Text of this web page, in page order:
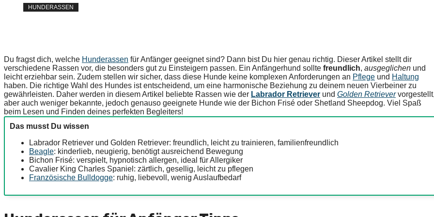
HUNDERASSEN
Du fragst dich, welche Hunderassen für Anfänger geeignet sind? Dann bist Du hier genau richtig. Dieser Artikel stellt dir
verschiedene Rassen vor, die besonders gut zu Einsteigern passen. Ein Anfängerhund sollte freundlich, ausgeglichen und
leicht erziehbar sein. Zudem stellen wir sicher, dass diese Hunde keine komplexen Anforderungen an Pflege und Haltung
haben. Die richtige Wahl des Hundes ist entscheidend, um eine harmonische Beziehung zu deinem neuen Vierbeiner zu
gewährleisten. Daher werden in diesem Artikel beliebte Rassen wie der Labrador Retriever und Golden Retriever
aber auch weniger bekannte, jedoch genauso geeignete Hunde wie der Bichon Frisé oder Shetland Sheepdog. Viel Spaß
beim Lesen und Finden deines perfekten Begleiters!
Das musst Du wissen
Labrador Retriever und Golden Retriever: freundlich, leicht zu trainieren, familienfreundlich
Beagle: kinderlieb, neugierig, benötigt ausreichend Bewegung
Bichon Frisé: verspielt, hypnotisch allergen, ideal für Allergiker
Cavalier King Charles Spaniel: zärtlich, gesellig, leicht zu pflegen
Französische Bulldogge: ruhig, liebevoll, wenig Auslaufbedarf